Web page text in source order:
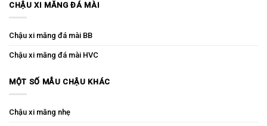
CHẬU XI MĂNG ĐÁ MÀI
Chậu xi măng đá mài BB
Chậu xi măng đá mài HVC
MỘT SỐ MẪU CHẬU KHÁC
Chậu xi măng nhẹ